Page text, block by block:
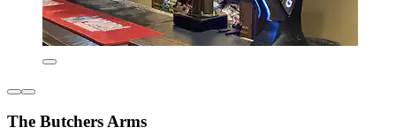
The Butchers Arms